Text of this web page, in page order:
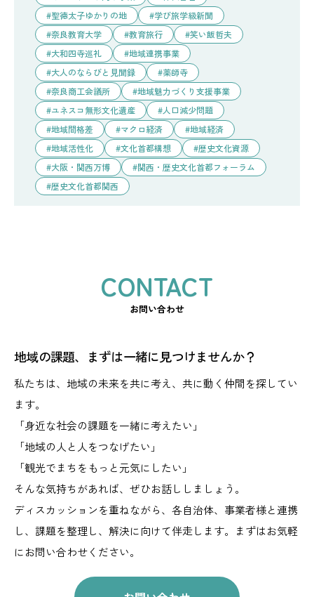
聖徳太子ゆかりの地
学び旅学級新聞
奈良教育大学
教育旅行
笑い飯哲夫
大和四寺巡礼
地域連携事業
大人のならびと見聞録
薬師寺
奈良商工会議所
地域魅力づくり支援事業
ユネスコ無形文化遺産
人口減少問題
地域間格差
マクロ経済
地域経済
地域活性化
文化首都構想
歴史文化資源
大阪・関西万博
関西・歴史文化首都フォーラム
歴史文化首都関西
お問い合わせ
地域の課題、まずは一緒に見つけませんか？
私たちは、地域の未来を共に考え、共に動く仲間を探してい
ます。
「身近な社会の課題を一緒に考えたい」
「地域の人と人をつなげたい」
「観光でまちをもっと元気にしたい」
そんな気持ちがあれば、ぜひお話ししましょう。
ディスカッションを重ねながら、 各自治体、事業者様と連携
し、課題を整理し、解決に向けて伴走します。
まずはお気軽
にお問い合わせください。